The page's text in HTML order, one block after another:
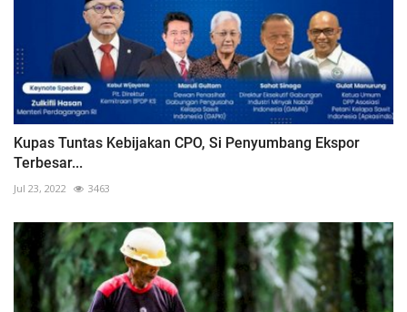
Kupas Tuntas Kebijakan CPO, Si Penyumbang Ekspor
Terbesar...
Jul 23, 2022 3463